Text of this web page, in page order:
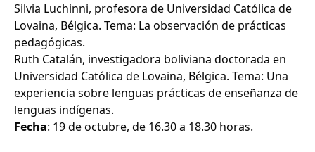
Silvia Luchinni, profesora de Universidad Católica de
Lovaina, Bélgica. Tema: La observación de prácticas
pedagógicas.
Ruth Catalán, investigadora boliviana doctorada en
Universidad Católica de Lovaina, Bélgica. Tema: Una
experiencia sobre lenguas prácticas de enseñanza de
lenguas indígenas.
Fecha: 19 de octubre, de 16.30 a 18.30 horas.